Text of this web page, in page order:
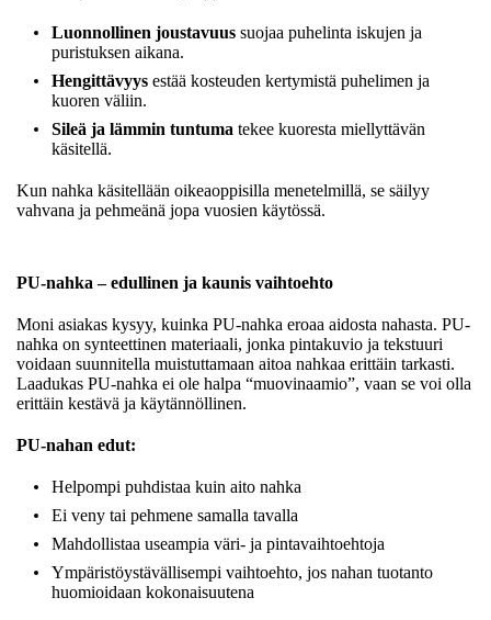
Luonnollinen joustavuus suojaa puhelinta iskujen ja
puristuksen aikana.
Hengittävyys estää kosteuden kertymistä puhelimen ja
kuoren väliin.
Sileä ja lämmin tuntuma tekee kuoresta miellyttävän
käsitellä.
Kun nahka käsitellään oikeaoppisilla menetelmillä, se säilyy
vahvana ja pehmeänä jopa vuosien käytössä.
PU-nahka – edullinen ja kaunis vaihtoehto
Moni asiakas kysyy, kuinka PU-nahka eroaa aidosta nahasta. PU-
nahka on synteettinen materiaali, jonka pintakuvio ja tekstuuri
voidaan suunnitella muistuttamaan aitoa nahkaa erittäin tarkasti.
Laadukas PU-nahka ei ole halpa “muovinaamio”, vaan se voi olla
erittäin kestävä ja käytännöllinen.
PU-nahan edut:
Helpompi puhdistaa kuin aito nahka
Ei veny tai pehmene samalla tavalla
Mahdollistaa useampia väri- ja pintavaihtoehtoja
Ympäristöystävällisempi vaihtoehto, jos nahan tuotanto
huomioidaan kokonaisuutena